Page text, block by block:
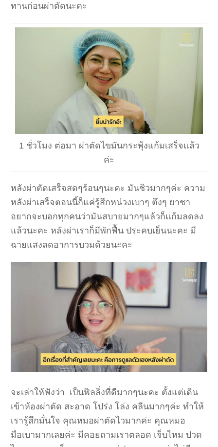
ทานก่อนผ่าตัดนะคะ
1 ชั่วโมง ต่อมา ผ่าตัดไขมันกระพุ้งแก้มเสร็จแล้ว
ค่ะ
หลังผ่าตัดเสร็จสดๆร้อนๆนะคะ มันชิวมากๆค่ะ ความ
หลังผ่าเสร็จตอนนี้ก็แค่รู้สึกหน่วงเบาๆ ตึงๆ ยาชา
อยากจะบอกทุกคนว่ามันสบายมากๆแล้วก็แก้มลดลง
แล้วนะคะ หลังผ่าเราก็มีพักฟื้น ประคบเย็นนะคะ มี
ฉายแสงลดอาการบวมด้วยนะคะ
จะเล่าให้ฟังว่า เป็นฟิลลิ่งที่ดีมากๆนะคะ ตั้งแต่เดิน
เข้าห้องผ่าตัด สะอาด โปร่ง โล่ง คลีนมากๆค่ะ ทำให้
เรารู้สึกมั่นใจ คุณหมอผ่าตัดไวมากค่ะ คุณหมอ
มือเบามากเลยค่ะ มีคอยถามเราตลอด เจ็บไหม ปวด